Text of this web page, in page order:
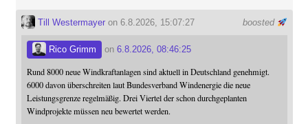
boosted
Till Westermayeron 6.8.2026, 15:07:27
Rico Grimm on 6.8.2026, 08:46:25
Rund 8000 neue Windkraftanlagen sind aktuell in Deutschland genehmigt.
6000 davon überschreiten laut Bundesverband Windenergie die neue
Leistungsgrenze regelmäßig. Drei Viertel der schon durchgeplanten
Windprojekte müssen neu bewertet werden.